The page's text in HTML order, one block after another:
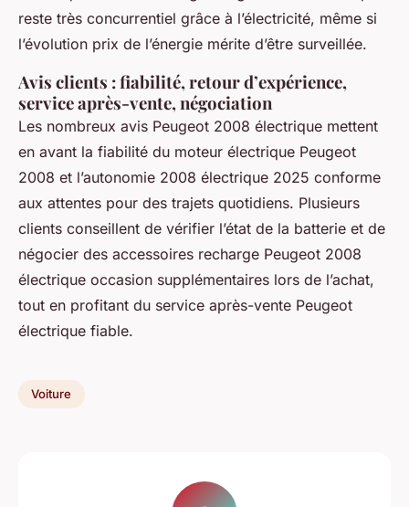
reste très concurrentiel grâce à l’électricité, même si
l’évolution prix de l’énergie mérite d’être surveillée.
Avis clients : fiabilité, retour d’expérience,
service après-vente, négociation
Les nombreux avis Peugeot 2008 électrique mettent
en avant la fiabilité du moteur électrique Peugeot
2008 et l’autonomie 2008 électrique 2025 conforme
aux attentes pour des trajets quotidiens. Plusieurs
clients conseillent de vérifier l’état de la batterie et de
négocier des accessoires recharge Peugeot 2008
électrique occasion supplémentaires lors de l’achat,
tout en profitant du service après-vente Peugeot
électrique fiable.
Voiture